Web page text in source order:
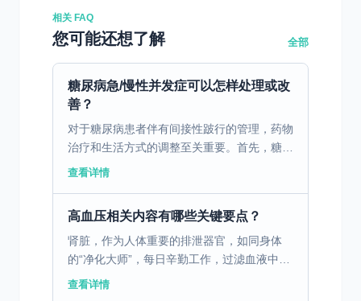
相关 FAQ
您可能还想了解 全部
糖尿病急/慢性并发症可以怎样处理或改
善？
对于糖尿病患者伴有间接性跛行的管理，药物
治疗和生活方式的调整至关重要。首先，糖尿
病药物管理是基础，常见的药物如胰岛素、口
查看详情
高血压相关内容有哪些关键要点？
肾脏，作为人体重要的排泄器官，如同身体
的“净化大师”，每日辛勤工作，过滤血液中的
废物和多余水分，形成尿液排出体外。然而，
查看详情